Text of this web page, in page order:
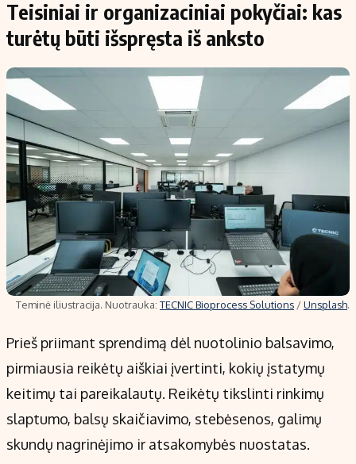
Teisiniai ir organizaciniai pokyčiai: kas
turėtų būti išspręsta iš anksto
Teminė iliustracija. Nuotrauka: TECNIC Bioprocess Solutions /Unsplash.
Prieš priimant sprendimą dėl nuotolinio balsavimo,
pirmiausia reikėtų aiškiai įvertinti, kokių įstatymų
keitimų tai pareikalautų. Reikėtų tikslinti rinkimų
slaptumo, balsų skaičiavimo, stebėsenos, galimų
skundų nagrinėjimo ir atsakomybės nuostatas.